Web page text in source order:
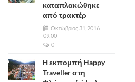
καταπλακώθηκε
από τρακτέρ
Οκτώβριος 31, 2016
09:00
0
Η εκπομπή Happy
Traveller στη